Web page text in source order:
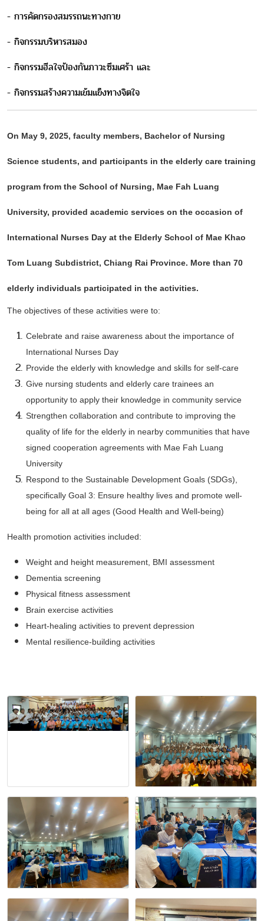
- การคัดกรองสมรรถนะทางกาย
- กิจกรรมบริหารสมอง
- กิจกรรมฮีลใจป้องกันภาวะซึมเศร้า และ
- กิจกรรมสร้างความเข้มแข็งทางจิตใจ
On May 9, 2025, faculty members, Bachelor of Nursing
Science students, and participants in the elderly care training
program from the School of Nursing, Mae Fah Luang
University, provided academic services on the occasion of
International Nurses Day at the Elderly School of Mae Khao
Tom Luang Subdistrict, Chiang Rai Province. More than 70
elderly individuals participated in the activities.
The objectives of these activities were to:
Celebrate and raise awareness about the importance of
International Nurses Day
Provide the elderly with knowledge and skills for self-care
Give nursing students and elderly care trainees an
opportunity to apply their knowledge in community service
Strengthen collaboration and contribute to improving the
quality of life for the elderly in nearby communities that have
signed cooperation agreements with Mae Fah Luang
University
Respond to the Sustainable Development Goals (SDGs),
specifically Goal 3: Ensure healthy lives and promote well-
being for all at all ages (Good Health and Well-being)
Health promotion activities included:
Weight and height measurement, BMI assessment
Dementia screening
Physical fitness assessment
Brain exercise activities
Heart-healing activities to prevent depression
Mental resilience-building activities